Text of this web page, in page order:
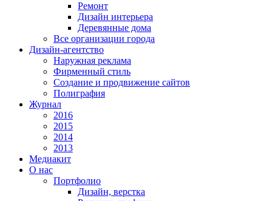
Ремонт
Дизайн интерьера
Деревянные дома
Все организации города
Дизайн-агентство
Наружная реклама
Фирменный стиль
Создание и продвижение сайтов
Полиграфия
Журнал
2016
2015
2014
2013
Медиакит
О нас
Портфолио
Дизайн, верстка